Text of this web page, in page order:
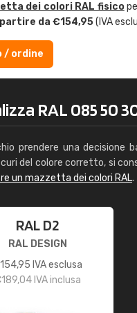
dei colori RAL fisico
da €154,95(IVA
/ ordine
RAL 085 50
prendere una decisione
del colore corretto, si
un mazzetta dei colori RAL.
RAL D2
RAL DESIGN
154,95 IVA esclusa
189,04IVA inclusa